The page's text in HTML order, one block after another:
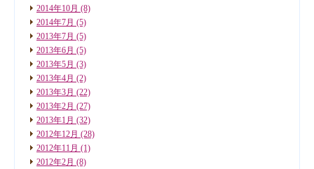
2014年10月 (8)
2014年7月 (5)
2013年7月 (5)
2013年6月 (5)
2013年5月 (3)
2013年4月 (2)
2013年3月 (22)
2013年2月 (27)
2013年1月 (32)
2012年12月 (28)
2012年11月 (1)
2012年2月 (8)